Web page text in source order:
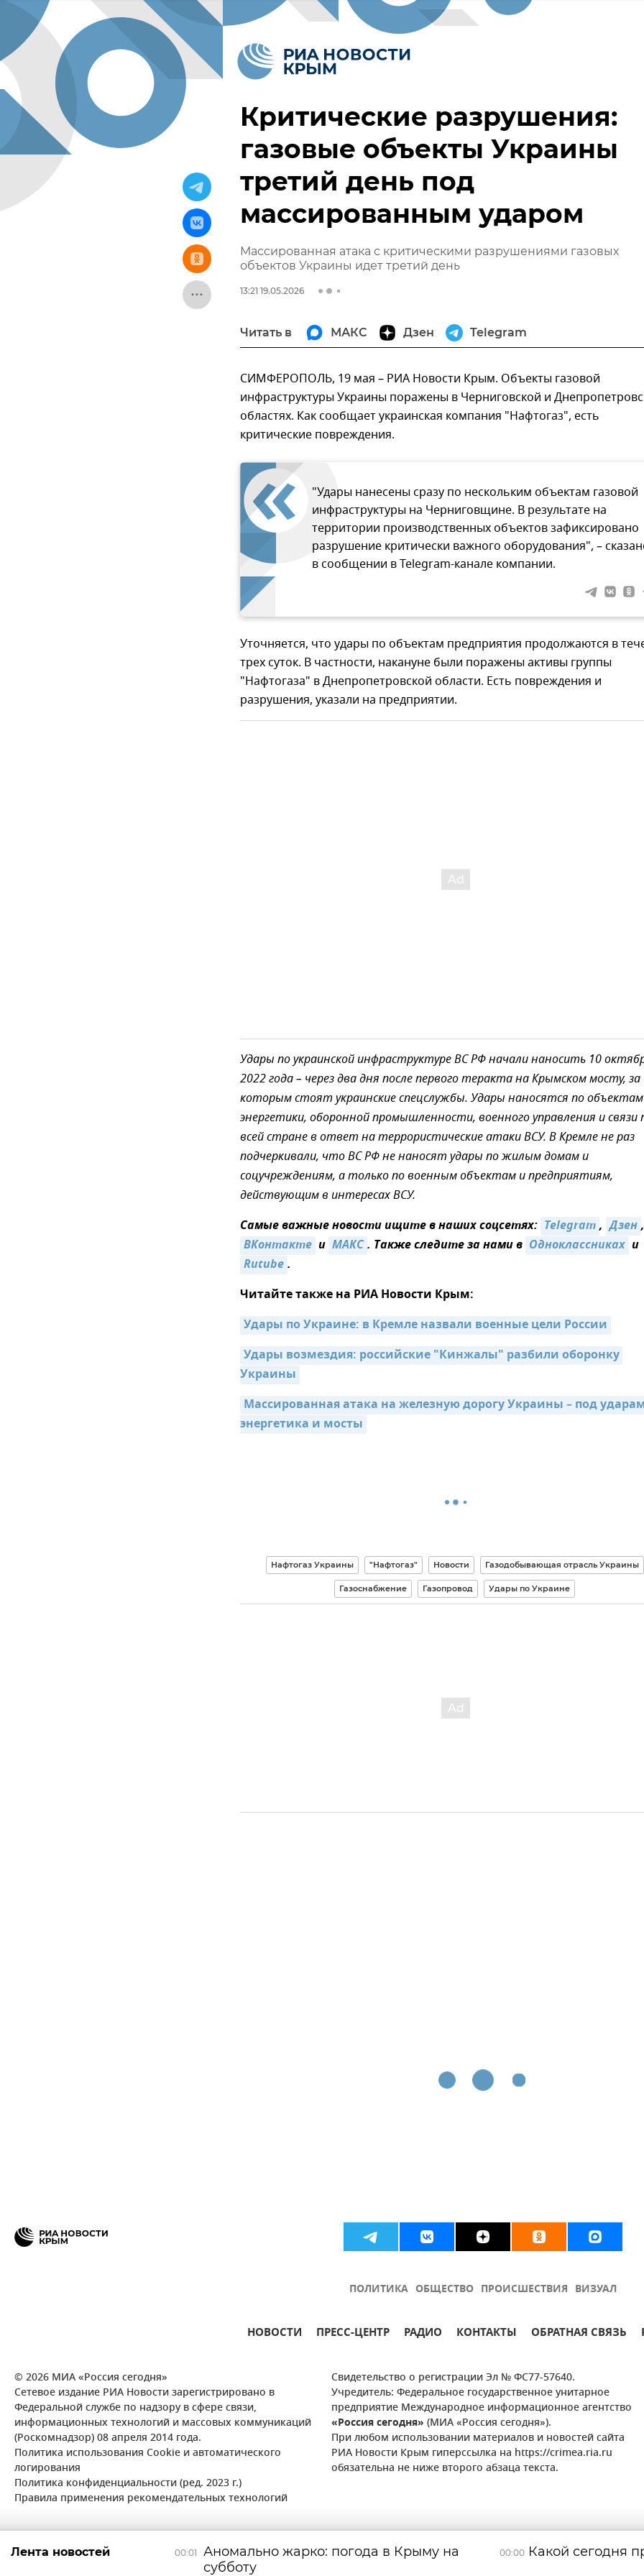
Критические разрушения:
газовые объекты Украины
третий день под
массированным ударом
Массированная атака с критическими разрушениями газовых
объектов Украины идет третий день
13:21 19.05.2026
Читать в МАКС Дзен Telegram
СИМФЕРОПОЛЬ, 19 мая – РИА Новости Крым. Объекты газовой
инфраструктуры Украины поражены в Черниговской и
областях. Как сообщает украинская компания "Нафтогаз", есть
критические повреждения.
"Удары нанесены сразу по нескольким объектам газовой
инфраструктуры на Черниговщине. В результате на
территории производственных объектов зафиксировано
разрушение критически важного оборудования", –
в сообщении в Telegram-канале компании.
Уточняется, что удары по объектам предприятия продолжаются в
трех суток. В частности, накануне были поражены активы группы
"Нафтогаза" в Днепропетровской области. Есть повреждения и
разрушения, указали на предприятии.
Удары по украинской инфраструктуре ВС РФ начали наносить 10
2022 года – через два дня после первого теракта на Крымском мосту, за
которым стоят украинские спецслужбы. Удары наносятся по объектам
энергетики, оборонной промышленности, военного управления и связи
всей стране в ответ на террористические атаки ВСУ. В Кремле не раз
подчеркивали, что ВС РФ не наносят удары по жилым домам и
соцучреждениям, а только по военным объектам и предприятиям,
действующим в интересах ВСУ.
Самые важные новости ищите в наших соцсетях: Telegram, Дзен,
ВКонтакте и MAКС. Также следите за нами в Одноклассниках и
Rutube.
Читайте также на РИА Новости Крым:
Удары по Украине: в Кремле назвали военные цели России
Удары возмездия: российские "Кинжалы" разбили оборонку
Украины
Массированная атака на железную дорогу Украины – под
энергетика и мосты
Нафтогаз Украины "Нафтогаз" Новости Газодобывающая отрасль Украины
Газоснабжение Газопровод Удары по Украине
ПОЛИТИКА ОБЩЕСТВО ПРОИСШЕСТВИЯ ВИЗУАЛ
НОВОСТИ ПРЕСС-ЦЕНТР РАДИО КОНТАКТЫ ОБРАТНАЯ СВЯЗЬ
© 2026 МИА «Россия сегодня»
Сетевое издание РИА Новости зарегистрировано в
Федеральной службе по надзору в сфере связи,
информационных технологий и массовых коммуникаций
(Роскомнадзор) 08 апреля 2014 года.
Политика использования Cookie и автоматического
логирования
Политика конфиденциальности (ред. 2023 г.)
Правила применения рекомендательных технологий
Свидетельство о регистрации Эл № ФС77-57640.
Учредитель: Федеральное государственное унитарное
предприятие Международное информационное агентство
«Россия сегодня» (МИА «Россия сегодня»).
При любом использовании материалов и новостей сайта
РИА Новости Крым гиперссылка на https://crimea.ria.ru
обязательна не ниже второго абзаца текста.
00:01
Аномально жарко: погода в Крыму на
субботу
00:00 Какой сегодня
Лента новостей